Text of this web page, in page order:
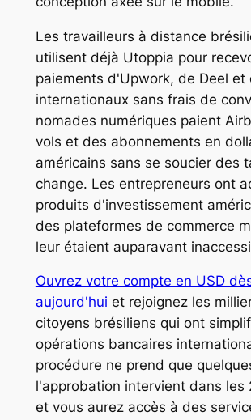
Les travailleurs à distance
utilisent déjà Utoppia pour
paiements d'Upwork, de Deel et
internationaux sans frais de
nomades numériques paient
vols et des abonnements en
américains sans se soucier des
change. Les entrepreneurs ont
produits d'investissement
des plateformes de commerce
leur étaient auparavant
Ouvrez votre compte en USD
aujourd'hui et rejoignez les
citoyens brésiliens qui ont
opérations bancaires
procédure ne prend que
l'approbation intervient dans les
et vous aurez accès à des